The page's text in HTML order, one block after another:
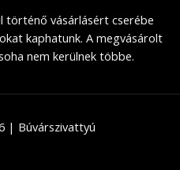
történő vásárlásért cserébe
kaphatunk. A megvásárolt
nem kerülnek többe.
| Búvárszivattyú